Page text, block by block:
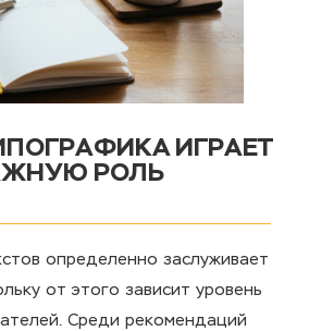
ИГРАЕТ
РОЛЬ
определенно заслуживает
от этого зависит уровень
Среди рекомендаций